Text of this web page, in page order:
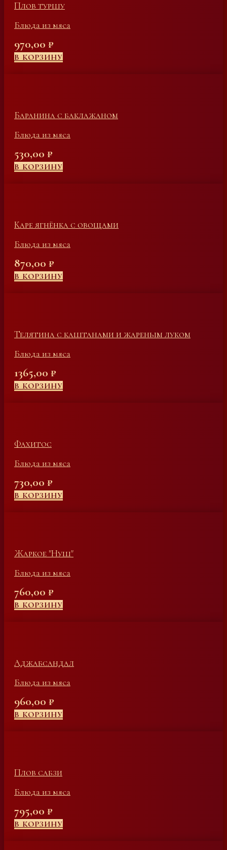
Плов туршу
Блюда из мяса
970,00 ₽
В КОРЗИНУ
Баранина с баклажаном
Блюда из мяса
530,00 ₽
В КОРЗИНУ
Каре ягнёнка с овощами
Блюда из мяса
870,00 ₽
В КОРЗИНУ
Телятина с каштанами и жареным луком
Блюда из мяса
1365,00 ₽
В КОРЗИНУ
Фахитос
Блюда из мяса
730,00 ₽
В КОРЗИНУ
Жаркое "Нуш"
Блюда из мяса
760,00 ₽
В КОРЗИНУ
Аджабсандал
Блюда из мяса
960,00 ₽
В КОРЗИНУ
Плов сабзи
Блюда из мяса
795,00 ₽
В КОРЗИНУ